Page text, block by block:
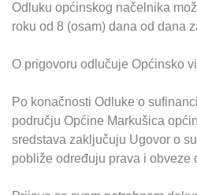
Odluku općinskog načelnika
roku od 8 (osam) dana od dana
O prigovoru odlučuje Općinsko
Po konačnosti Odluke o
području Općine Markušica
sredstava zaključuju Ugovor o
pobliže određuju prava i obveze